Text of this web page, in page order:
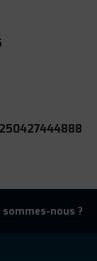
sommes-nous ?